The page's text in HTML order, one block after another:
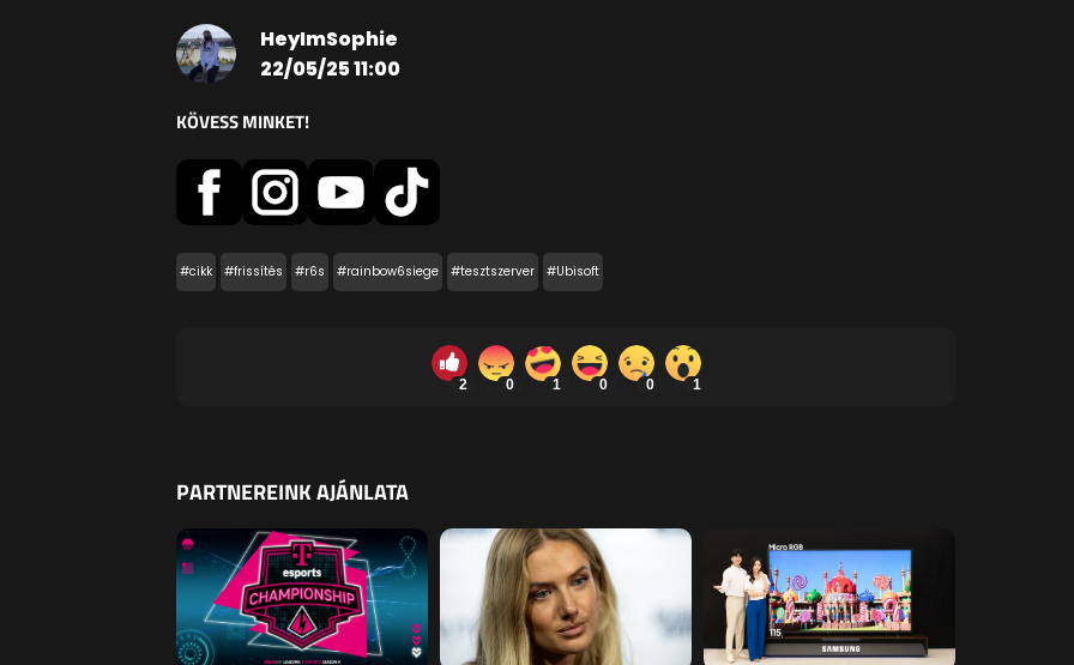
HeyImSophie
22/05/25 11:00
KÖVESS MINKET!
#cikk #frissítés #r6s #rainbow6siege #tesztszerver #Ubisoft
2 0 1 0 0 1
PARTNEREINK AJÁNLATA